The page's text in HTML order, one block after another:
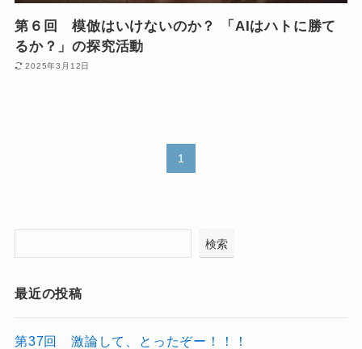
第６回 模倣はいけないのか？ 「AIはハトに勝て
るか？」の探究活動
2025年3月12日
1
検索
最近の投稿
第37回 激論して、とったぞー！！！